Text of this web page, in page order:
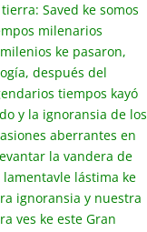
Saved ke somos
milenarios
ke pasaron,
después del
tiempos kayó
y la ignoransia de los
aberrantes en
la vandera de
lamentavle lástima ke
ignoransia y nuestra
ves ke este Gran